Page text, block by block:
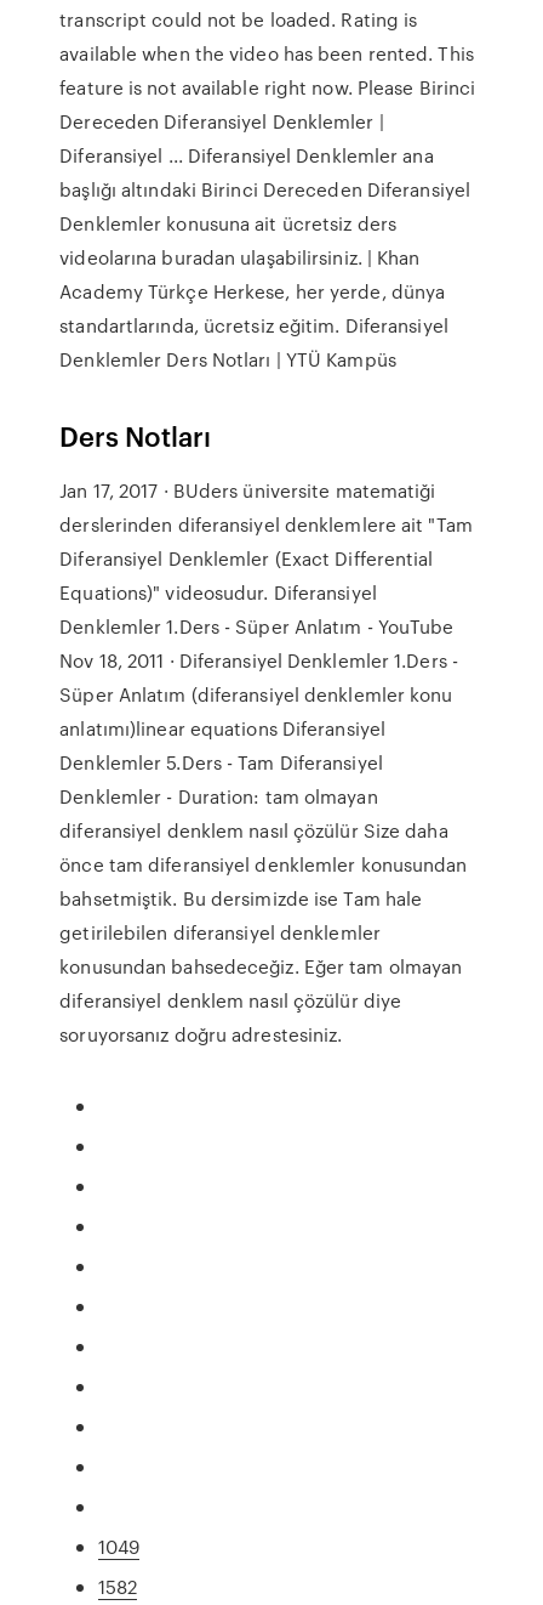
transcript could not be loaded. Rating is
available when the video has been rented. This
feature is not available right now. Please Birinci
Dereceden Diferansiyel Denklemler |
Diferansiyel ... Diferansiyel Denklemler ana
başlığı altındaki Birinci Dereceden Diferansiyel
Denklemler konusuna ait ücretsiz ders
videolarına buradan ulaşabilirsiniz. | Khan
Academy Türkçe Herkese, her yerde, dünya
standartlarında, ücretsiz eğitim. Diferansiyel
Denklemler Ders Notları | YTÜ Kampüs
Ders Notları
Jan 17, 2017 · BUders üniversite matematiği
derslerinden diferansiyel denklemlere ait "Tam
Diferansiyel Denklemler (Exact Differential
Equations)" videosudur. Diferansiyel
Denklemler 1.Ders - Süper Anlatım - YouTube
Nov 18, 2011 · Diferansiyel Denklemler 1.Ders -
Süper Anlatım (diferansiyel denklemler konu
anlatımı)linear equations Diferansiyel
Denklemler 5.Ders - Tam Diferansiyel
Denklemler - Duration: tam olmayan
diferansiyel denklem nasıl çözülür Size daha
önce tam diferansiyel denklemler konusundan
bahsetmiştik. Bu dersimizde ise Tam hale
getirilebilen diferansiyel denklemler
konusundan bahsedeceğiz. Eğer tam olmayan
diferansiyel denklem nasıl çözülür diye
soruyorsanız doğru adrestesiniz.
1049
1582